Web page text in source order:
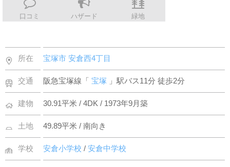
口コミ ハザード 緑地
所在 宝塚市安倉西4丁目
交通 阪急宝塚線「宝塚 」駅バス11分 徒歩2分
建物 30.91平米 / 4DK / 1973年9月築
土地 49.89平米 / 南向き
学校 安倉小学校/安倉中学校